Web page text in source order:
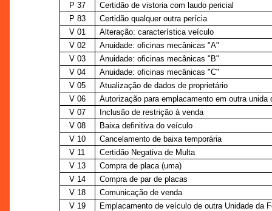
P 37
Certidão de vistoria com laudo pericial
P 83
Certidão qualquer outra perícia
V 01
Alteração: característica veículo
V 02
Anuidade: oficinas mecânicas "A"
V 03
Anuidade: oficinas mecânicas "B"
V 04
Anuidade: oficinas mecânicas "C"
V 05
Atualização de dados de proprietário
V 06
Autorização para emplacamento em outra unida
V 07
Inclusão de restrição à venda
V 08
Baixa definitiva do veículo
V 10
Cancelamento de baixa temporária
V 11
Certidão Negativa de Multa
V 13
Compra de placa (uma)
V 14
Compra de par de placas
V 18
Comunicação de venda
V 19
Emplacamento de veículo de outra Unidade da